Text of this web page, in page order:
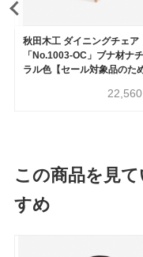
秋田木工 ダイニングチェア
「No.1003-OC」ブナ材ナ
ラル色【セール対象品のた
22,560
この商品を見
すめ